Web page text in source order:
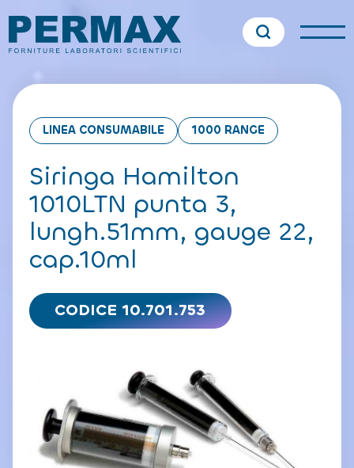
LINEA CONSUMABILE 1000 RANGE
Siringa Hamilton
1010LTN punta 3,
lungh.51mm, gauge 22,
cap.10ml
CODICE 10.701.753